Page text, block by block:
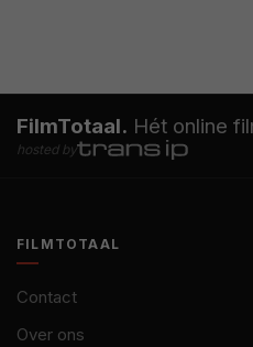
FilmTotaal. Hét online
hosted by
FILMTOTAAL
Contact
Over ons